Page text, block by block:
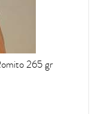
265 gr